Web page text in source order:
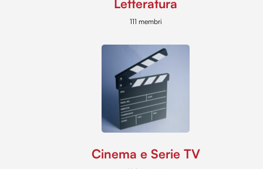
Letteratura
111 membri
Cinema e Serie TV